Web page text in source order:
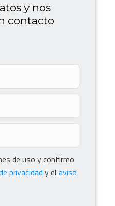
y nos
contacto
de uso y confirmo
privacidad y el aviso